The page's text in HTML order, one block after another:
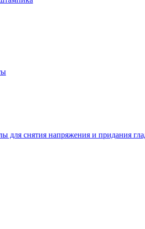
для снятия напряжения и придания